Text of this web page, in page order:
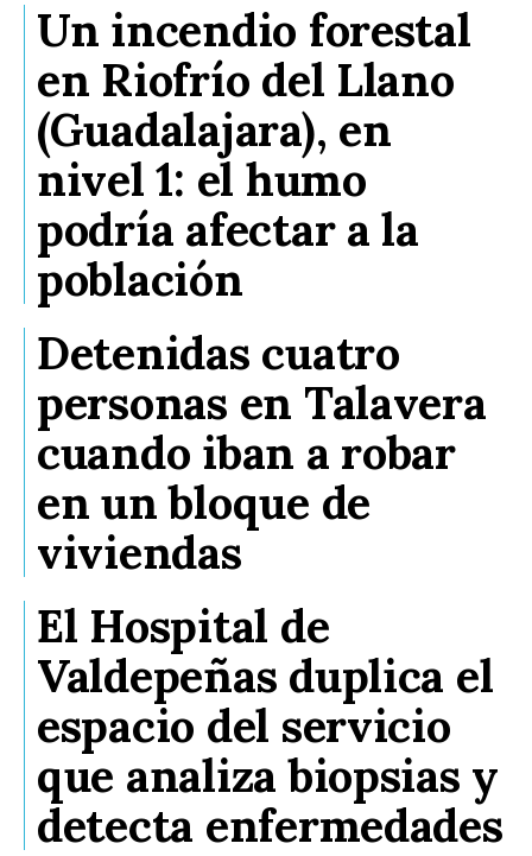
Un incendio forestal
en Riofrío del Llano
(Guadalajara), en
nivel 1: el humo
podría afectar a la
población
Detenidas cuatro
personas en Talavera
cuando iban a robar
en un bloque de
viviendas
El Hospital de
Valdepeñas duplica el
espacio del servicio
que analiza biopsias y
detecta enfermedades